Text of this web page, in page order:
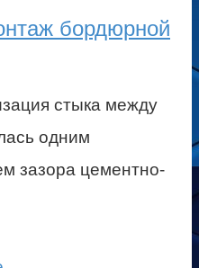
бордюрной
стыка между
одним
зазора цементно-